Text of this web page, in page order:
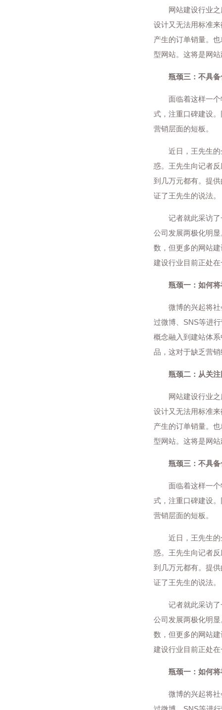
网站建设行业之
设计又无法用标准
产生的订单销量。
型网站。这将是网
瓶颈三：不具
面临着这样一个
式，注重口碑建设
营销层面的短板。
近日，王先生的
惑。王先生向记者
到几万元都有。提
证了王先生的说法。
记者就此采访了
公司发展两极化明
数，但更多的网站
建设行业目前正处
瓶颈一：如何
微博的兴起将社
过微博、SNS等进
概念融入到建站体
品，这对于缺乏营
瓶颈二：从关
网站建设行业之
设计又无法用标准
产生的订单销量。
型网站。这将是网
瓶颈三：不具
面临着这样一个
式，注重口碑建设
营销层面的短板。
近日，王先生的
惑。王先生向记者
到几万元都有。提
证了王先生的说法。
记者就此采访了
公司发展两极化明
数，但更多的网站
建设行业目前正处
瓶颈一：如何
微博的兴起将社